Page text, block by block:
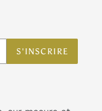
S'INSCRIRE